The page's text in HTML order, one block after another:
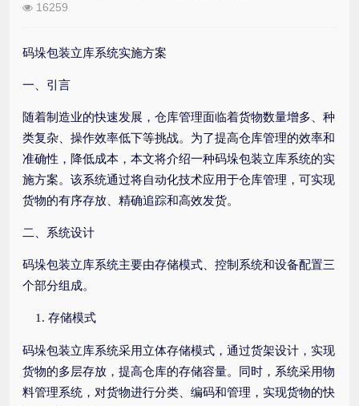
16259
码垛包装立库系统实施方案
一、引言
随着制造业的快速发展，仓库管理面临着货物数量增多、种
类复杂、操作效率低下等挑战。为了提高仓库管理的效率和
准确性，降低成本，本文将介绍一种码垛包装立库系统的实
施方案。该系统通过将自动化技术应用于仓库管理，可实现
货物的有序存放、精确追踪和高效发货。
二、系统设计
码垛包装立库系统主要由存储模式、控制系统和设备配置三
个部分组成。
存储模式
码垛包装立库系统采用立体存储模式，通过货架设计，实现
货物的多层存放，提高仓库的存储容量。同时，系统采用物
料管理系统，对货物进行分类、编码和管理，实现货物的快